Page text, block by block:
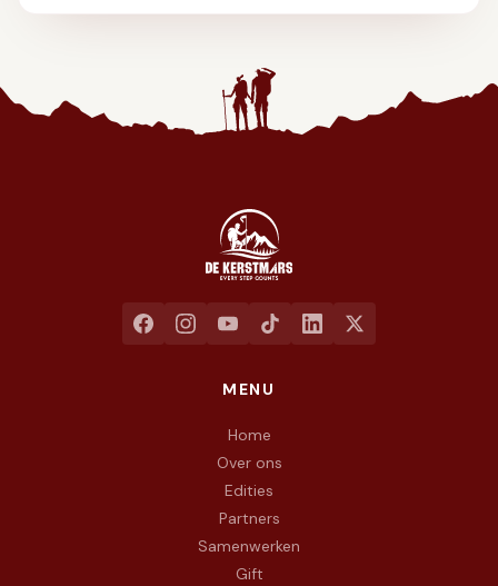
Jaarlijkse liefdadigheidswandeling ten voordele van het
MENU
Home
Over ons
Edities
Partners
Samenwerken
Gift